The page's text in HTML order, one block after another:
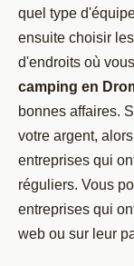
quel type
ensuite choisir
d'endroits où
camping en
bonnes affaires.
votre argent,
entreprises qui
réguliers. Vous
entreprises qui
web ou sur leur